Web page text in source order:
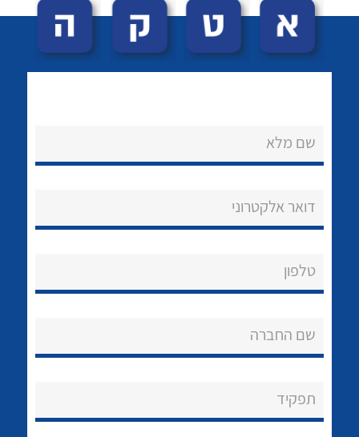
הצוות שלנו
שירותי תמיכה
לכל מוצרי היצרן לכל מוצרי היצרן
שם מלא
דואר אלקטרוני
טלפון
שם החברה
תפקיד